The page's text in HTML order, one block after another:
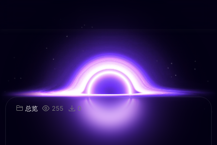
总览 255 0